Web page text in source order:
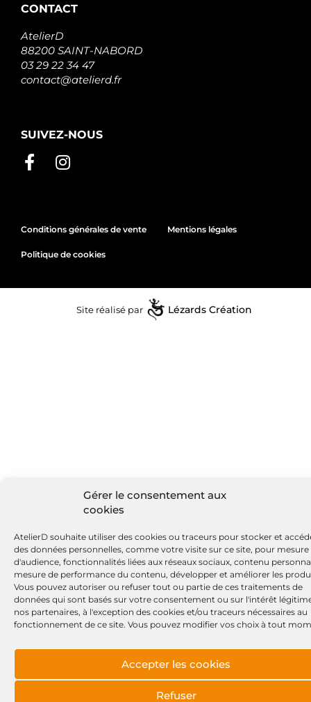
Gérer le consentement aux
cookies
AtelierD souhaite utiliser des cookies ou traceurs pour stocker et
des données personnelles, comme votre visite sur ce site, pour mesure
d'audience, fonctionnalités liées aux réseaux sociaux, contenu
mesure de performance du contenu, développer et améliorer les
Vous pouvez autoriser ou refuser tout ou partie de ces traitements de
données qui sont basés sur votre consentement ou sur l'intérêt
nos partenaires, à l'exception des cookies et/ou traceurs nécessaires au
fonctionnement de ce site. Vous pouvez modifier vos choix à tout
Accepter les cookies
Refuser
CONTACT
AtelierD
88200 SAINT-NABORD
03 29 22 34 47
contact@atelierd.fr
SUIVEZ-NOUS
Conditions générales de vente Mentions légales
Politique de cookies
Site réalisé par Lézards Création